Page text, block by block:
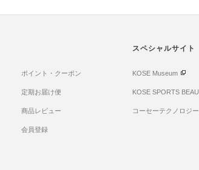
ポイント・クーポン
定期お届け便
商品レビュー
会員登録
スペシャルサイト
KOSE Museum
KOSE SPORTS
コーセーテクノロジ